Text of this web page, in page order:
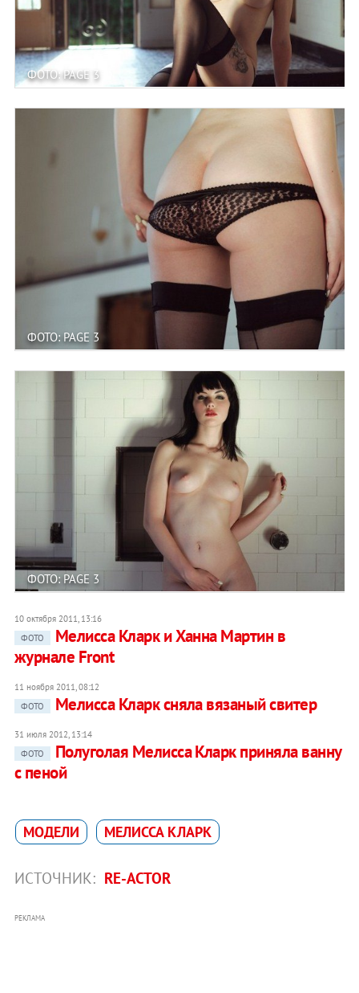
ФОТО: PAGE 3
ФОТО: PAGE 3
ФОТО: PAGE 3
10 октября 2011, 13:16
ФОТО
Мелисса Кларк и Ханна Мартин в
журнале Front
11 ноября 2011, 08:12
ФОТО
Мелисса Кларк сняла вязаный свитер
31 июля 2012, 13:14
ФОТО
Полуголая Мелисса Кларк приняла ванну
с пеной
МОДЕЛИ МЕЛИССА КЛАРК
ИСТОЧНИК: RE-ACTOR
РЕКЛАМА